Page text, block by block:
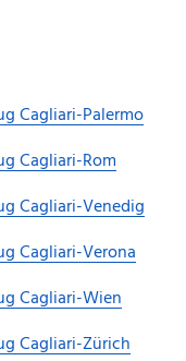
Cagliari-Palermo
Cagliari-Rom
Cagliari-Venedig
Cagliari-Verona
Cagliari-Wien
Cagliari-Zürich